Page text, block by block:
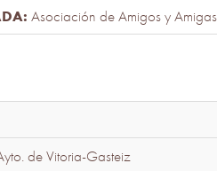
Asociación de Amigos y
de Vitoria-Gasteiz